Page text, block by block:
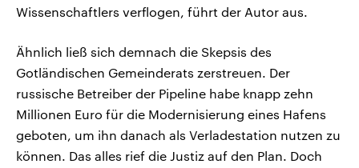
Wissenschaftlers verflogen, führt der Autor aus.
Ähnlich ließ sich demnach die Skepsis des
Gotländischen Gemeinderats zerstreuen. Der
russische Betreiber der Pipeline habe knapp zehn
Millionen Euro für die Modernisierung eines Hafens
geboten, um ihn danach als Verladestation nutzen zu
können. Das alles rief die Justiz auf den Plan. Doch